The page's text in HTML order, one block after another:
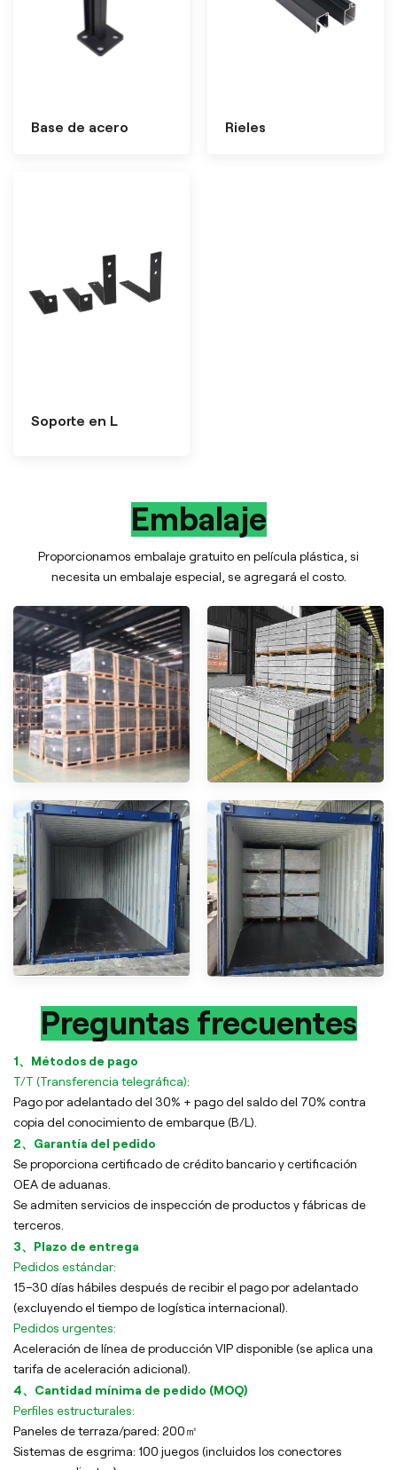
Base de acero Rieles
Soporte en L
Embalaje
Proporcionamos embalaje gratuito en película plástica, si
necesita un embalaje especial, se agregará el costo.
Preguntas frecuentes
1、Métodos de pago
T/T (Transferencia telegráfica):
Pago por adelantado del 30% + pago del saldo del 70% contra
copia del conocimiento de embarque (B/L).
2、Garantía del pedido
Se proporciona certificado de crédito bancario y certificación
OEA de aduanas.
Se admiten servicios de inspección de productos y fábricas de
terceros.
3、Plazo de entrega
Pedidos estándar:
15–30 días hábiles después de recibir el pago por adelantado
(excluyendo el tiempo de logística internacional).
Pedidos urgentes:
Aceleración de línea de producción VIP disponible (se aplica una
tarifa de aceleración adicional).
4、Cantidad mínima de pedido (MOQ)
Perfiles estructurales:
Paneles de terraza/pared: 200㎡
Sistemas de esgrima: 100 juegos (incluidos los conectores